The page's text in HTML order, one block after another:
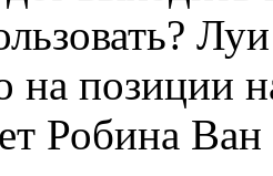
на позиции
Робина